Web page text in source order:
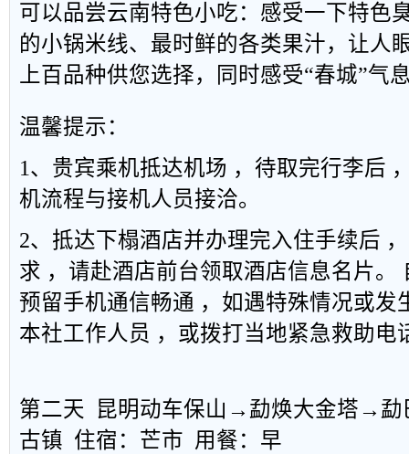
可以品尝云南特色小吃：感受一下特色
的小锅米线、最时鲜的各类果汁，让人
上百品种供您选择，同时感受“春城”气
温馨提示：
1、贵宾乘机抵达机场 ，待取完行李后
机流程与接机人员接洽。
2、抵达下榻酒店并办理完入住手续后
求 ，请赴酒店前台领取酒店信息名片。
预留手机通信畅通 ，如遇特殊情况或发
本社工作人员 ，或拨打当地紧急救助电
第二天 昆明动车保山→勐焕大金塔→
古镇 住宿：芒市 用餐：早